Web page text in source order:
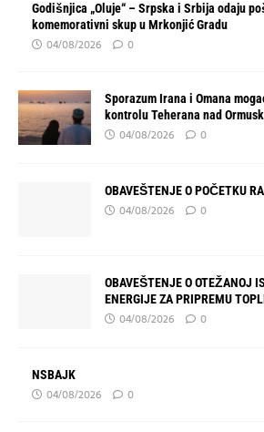
Godišnjica „Oluje“ – Srpska i Srbija odaju
komemorativni skup u Mrkonjić Gradu
04/08/2026 0
Sporazum Irana i Omana
kontrolu Teherana nad
04/08/2026 0
OBAVEŠTENJE O POČETKU
04/08/2026 0
OBAVEŠTENJE O OTEŽANOJ
ENERGIJE ZA PRIPREMU
04/08/2026 0
NSBAJK
04/08/2026 0